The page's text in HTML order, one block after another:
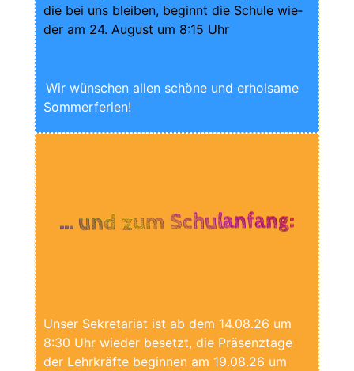
die bei uns blei­ben, beginnt die Schu­le wie­
der am 24. August um 8:15 Uhr
Wir wün­schen allen schö­ne und erhol­sa­me
Sommerferien!
… und zum Schulanfang:
Unser Sekre­ta­ri­at ist ab dem 14.08.26 um
8:30 Uhr wie­der besetzt, die Prä­senz­ta­ge
der Lehr­kräf­te begin­nen am 19.08.26 um